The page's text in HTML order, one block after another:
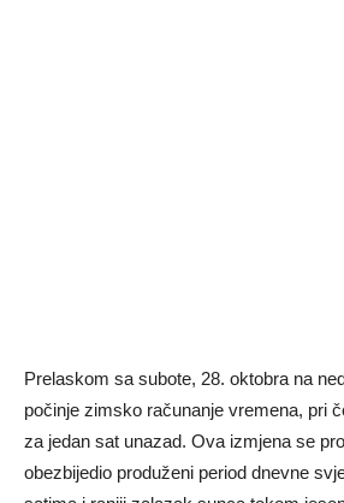
Prelaskom sa subote, 28. oktobra na
počinje zimsko računanje vremena, pri
za jedan sat unazad. Ova izmjena se
obezbijedio produženi period dnevne